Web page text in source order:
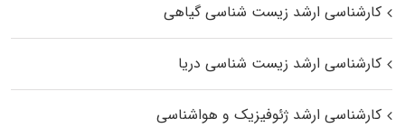
کارشناسی ارشد زیست‌ شناسی گیاهی
کارشناسی ارشد زیست‌ شناسی دریا
کارشناسی ارشد ژئوفیزیک و هواشناسی